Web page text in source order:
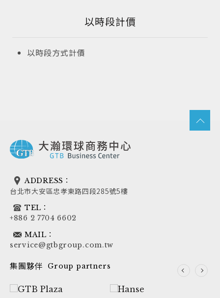
以時段計價
以時段方式計價
ADDRESS：
台北市大安區忠孝東路四段285號5樓
TEL：
+886 2 7704 6602
MAIL：
service@gtbgroup.com.tw
集團夥伴 Group partners